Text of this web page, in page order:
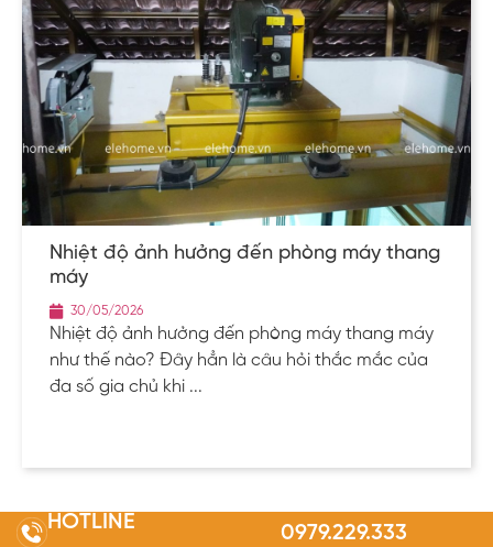
Nhiệt độ ảnh hưởng đến phòng máy thang
máy
30/05/2026
Nhiệt độ ảnh hưởng đến phòng máy thang máy
như thế nào? Đây hẳn là câu hỏi thắc mắc của
đa số gia chủ khi ...
HOTLINE 0979.229.333